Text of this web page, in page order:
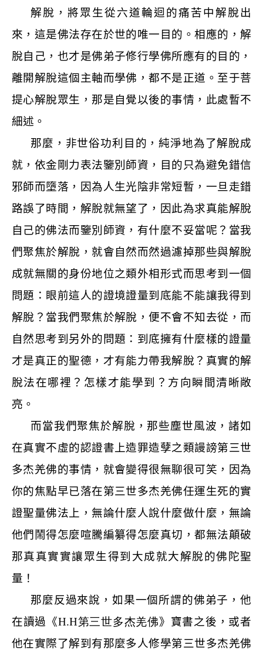
解脫，將眾生從六道輪迴的痛苦中解脫出
來，這是佛法存在於世的唯一目的。相應的，解
脫自己，也才是佛弟子修行學佛所應有的目的，
離開解脫這個主軸而學佛，都不是正道。至于菩
提心解脫眾生，那是自覺以後的事情，此處暫不
細述。
那麼，非世俗功利目的，純淨地為了解脫成
就，依金剛力表法鑒別師資，目的只為避免錯信
邪師而墮落，因為人生光陰非常短暫，一旦走錯
路誤了時間，解脫就無望了，因此為求真能解脫
自己的佛法而鑒別師資，有什麼不妥當呢？當我
們聚焦於解脫，就會自然而然過濾掉那些與解脫
成就無關的身份地位之類外相形式而思考到一個
問題：眼前這人的證境證量到底能不能讓我得到
解脫？當我們聚焦於解脫，便不會不知去從，而
自然思考到另外的問題：到底擁有什麼樣的證量
才是真正的聖德，才有能力帶我解脫？真實的解
脫法在哪裡？怎樣才能學到？方向瞬間清晰敞
亮。
而當我們聚焦於解脫，那些塵世風波，諸如
在真實不虛的認證書上造罪造孽之類謾謗第三世
多杰羌佛的事情，就會變得很無聊很可笑，因為
你的焦點早已落在第三世多杰羌佛任運生死的實
證聖量佛法上，無論什麼人說什麼做什麼，無論
他們鬧得怎麼喧騰編纂得怎麼真切，都無法顛破
那真真實實讓眾生得到大成就大解脫的佛陀聖
量！
那麼反過來說，如果一個所謂的佛弟子，他
在讀過《H.H第三世多杰羌佛》寶書之後，或者
他在實際了解到有那麼多人修學第三世多杰羌佛